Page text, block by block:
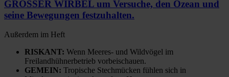
GROSSER WIRBEL um Versuche, den Ozean und
seine Bewegungen festzuhalten.
Außerdem im Heft
RISKANT: Wenn Meeres- und Wildvögel im
Freilandhühnerbetrieb vorbeischauen.
GEMEIN: Tropische Stechmücken fühlen sich in